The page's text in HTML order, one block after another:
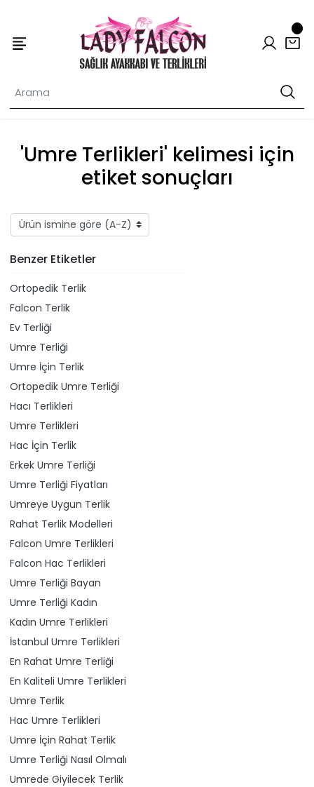
'Umre Terlikleri' kelimesi için
etiket sonuçları
Benzer Etiketler
Ortopedik Terlik
Falcon Terlik
Ev Terliği
Umre Terliği
Umre İçin Terlik
Ortopedik Umre Terliği
Hacı Terlikleri
Umre Terlikleri
Hac İçin Terlik
Erkek Umre Terliği
Umre Terliği Fiyatları
Umreye Uygun Terlik
Rahat Terlik Modelleri
Falcon Umre Terlikleri
Falcon Hac Terlikleri
Umre Terliği Bayan
Umre Terliği Kadın
Kadın Umre Terlikleri
İstanbul Umre Terlikleri
En Rahat Umre Terliği
En Kaliteli Umre Terlikleri
Umre Terlik
Hac Umre Terlikleri
Umre İçin Rahat Terlik
Umre Terliği Nasıl Olmalı
Umrede Giyilecek Terlik